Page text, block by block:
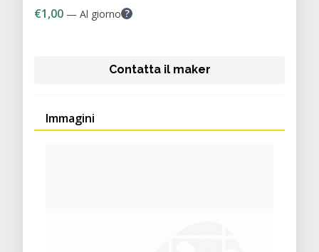
€1,00 — Al giorno ?
Contatta il maker
Immagini